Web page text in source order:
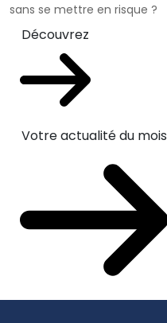
sans se mettre en risque ?
Découvrez
Votre actualité du mois